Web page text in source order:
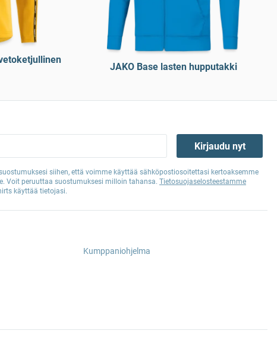
JAKO Base lasten hupputakki
Kirjaudu nyt
siihen, että voimme käyttää sähköpostiosoitettasi kertoaksemme
Voit peruuttaa suostumuksesi milloin tahansa. Tietosuojaselosteestamme
käyttää tietojasi.
Kumppaniohjelma